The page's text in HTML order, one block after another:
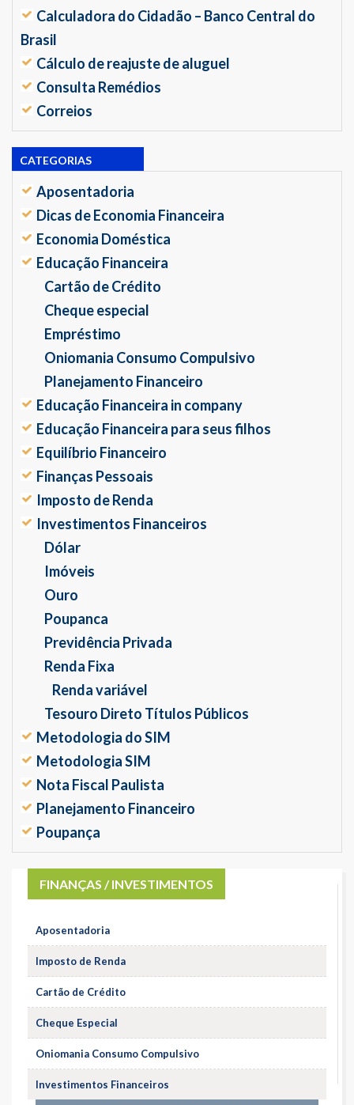
Calculadora do Cidadão – Banco Central do
Brasil
Cálculo de reajuste de aluguel
Consulta Remédios
Correios
CATEGORIAS
Aposentadoria
Dicas de Economia Financeira
Economia Doméstica
Educação Financeira
Cartão de Crédito
Cheque especial
Empréstimo
Oniomania Consumo Compulsivo
Planejamento Financeiro
Educação Financeira in company
Educação Financeira para seus filhos
Equilíbrio Financeiro
Finanças Pessoais
Imposto de Renda
Investimentos Financeiros
Dólar
Imóveis
Ouro
Poupanca
Previdência Privada
Renda Fixa
Renda variável
Tesouro Direto Títulos Públicos
Metodologia do SIM
Metodologia SIM
Nota Fiscal Paulista
Planejamento Financeiro
Poupança
FINANÇAS / INVESTIMENTOS
Aposentadoria
Imposto de Renda
Cartão de Crédito
Cheque Especial
Oniomania Consumo Compulsivo
Investimentos Financeiros